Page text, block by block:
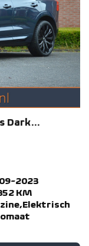
Dark...
2023
KM